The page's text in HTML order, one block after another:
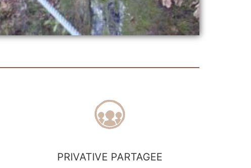
PRIVATIVE PARTAGEE